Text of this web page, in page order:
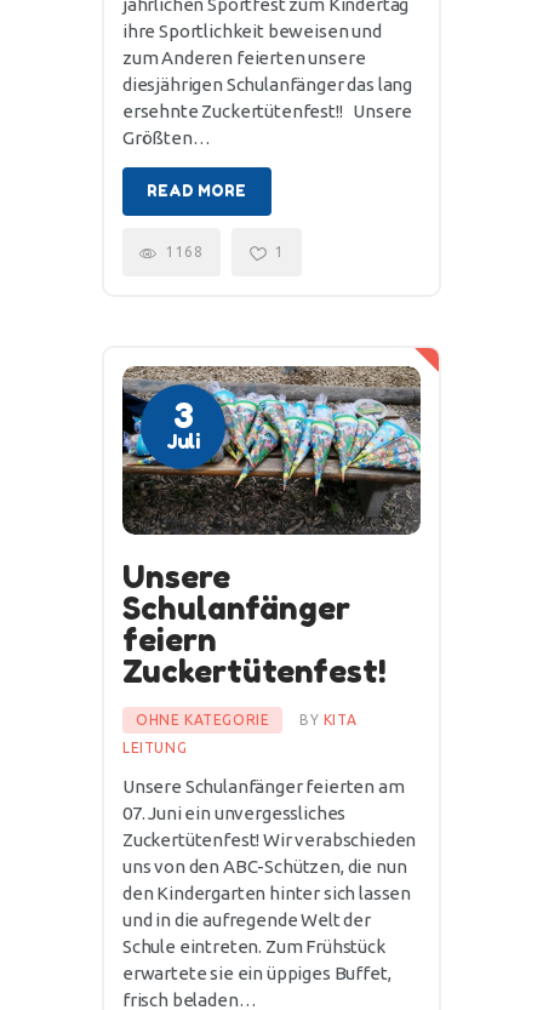
ihre Sportlichkeit beweisen und
zum Anderen feierten unsere
diesjährigen Schulanfänger das lang
ersehnte Zuckertütenfest!! Unsere
Größten…
READ MORE
1168 1
3
Juli
Unsere
Schulanfänger
feiern
Zuckertütenfest!
OHNE KATEGORIE BY KITA
LEITUNG
Unsere Schulanfänger feierten am
07. Juni ein unvergessliches
Zuckertütenfest! Wir verabschieden
uns von den ABC-Schützen, die nun
den Kindergarten hinter sich lassen
und in die aufregende Welt der
Schule eintreten. Zum Frühstück
erwartete sie ein üppiges Buffet,
frisch beladen…